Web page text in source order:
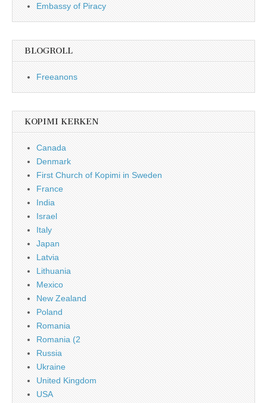
Embassy of Piracy
BLOGROLL
Freeanons
KOPIMI KERKEN
Canada
Denmark
First Church of Kopimi in Sweden
France
India
Israel
Italy
Japan
Latvia
Lithuania
Mexico
New Zealand
Poland
Romania
Romania (2
Russia
Ukraine
United Kingdom
USA